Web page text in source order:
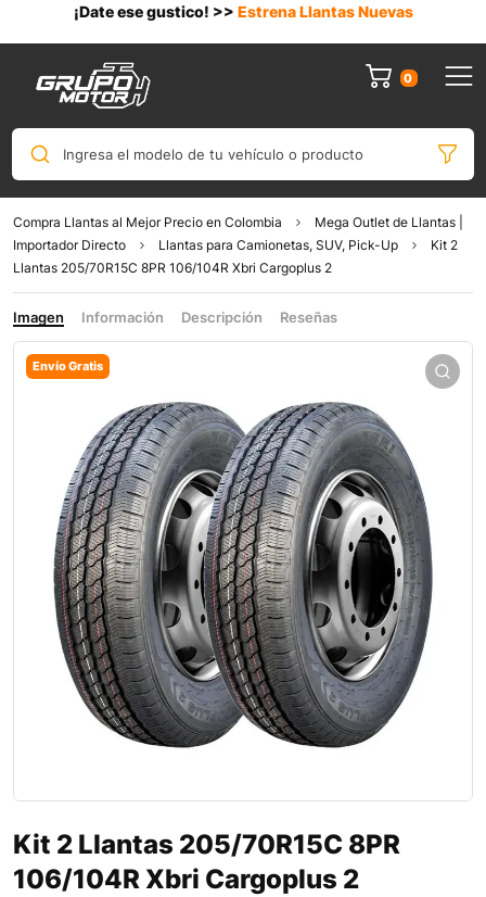
¡Date ese gustico! >> Estrena Llantas Nuevas
0
Ingresa el modelo de tu vehículo o producto
Compra Llantas al Mejor Precio en Colombia
Mega Outlet de Llantas |
Importador Directo
Llantas para Camionetas, SUV, Pick-Up
Kit 2
Llantas 205/70R15C 8PR 106/104R Xbri Cargoplus 2
Imagen Información Descripción Reseñas
Envío Gratis
Kit 2 Llantas 205/70R15C 8PR
106/104R Xbri Cargoplus 2